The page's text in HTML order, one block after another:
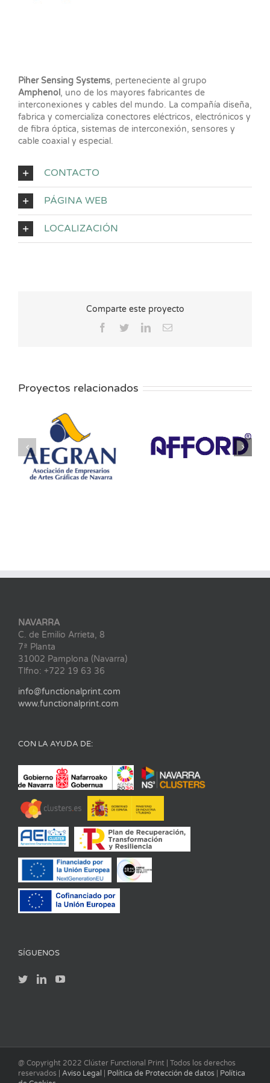
Piher Sensing Systems, perteneciente al grupo
Amphenol, uno de los mayores fabricantes de
interconexiones y cables del mundo. La compañía diseña,
fabrica y comercializa conectores eléctricos, electrónicos y
de fibra óptica, sistemas de interconexión, sensores y
cable coaxial y especial.
CONTACTO
PÁGINA WEB
LOCALIZACIÓN
Comparte este proyecto
Facebook
TwitterLinkedInCorreo
Proyectos relacionados
AFFORD-Inks Aimplas
NAVARRA
C. de Emilio Arrieta, 8
7ª Planta
31002 Pamplona (Navarra)
Tlfno: +722 19 63 36
info@functionalprint.com
www.functionalprint.com
CON LA AYUDA DE:
SÍGUENOS
@ Copyright 2022 Clúster Functional Print | Todos los derechos
reservados | Aviso Legal Política de Protección de datos
Política